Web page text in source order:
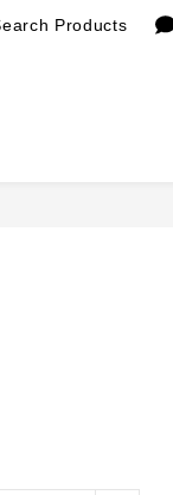
Products